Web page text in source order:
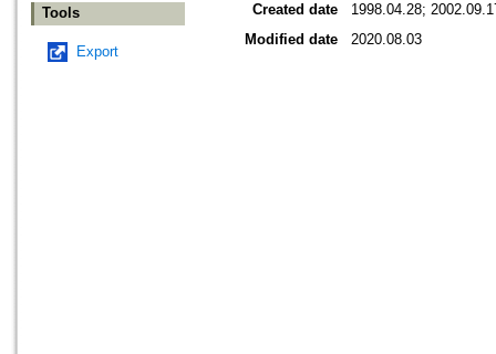
Tools
Export
Created date
1998.04.28;
Modified date
2020.08.03